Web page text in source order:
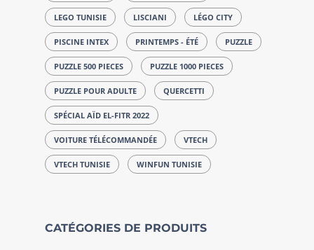
LEGO TUNISIE LISCIANI LÉGO CITY
PISCINE INTEX PRINTEMPS - ÉTÉ PUZZLE
PUZZLE 500 PIECES PUZZLE 1000 PIECES
PUZZLE POUR ADULTE QUERCETTI
SPÉCIAL AÏD EL-FITR 2022
VOITURE TÉLÉCOMMANDÉE VTECH
VTECH TUNISIE WINFUN TUNISIE
CATÉGORIES DE PRODUITS